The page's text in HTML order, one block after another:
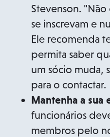
Stevenson.
se inscrevam e
Ele recomenda
permita saber
um sócio muda,
para o contactar.
Mantenha a sua
funcionários
membros pelo